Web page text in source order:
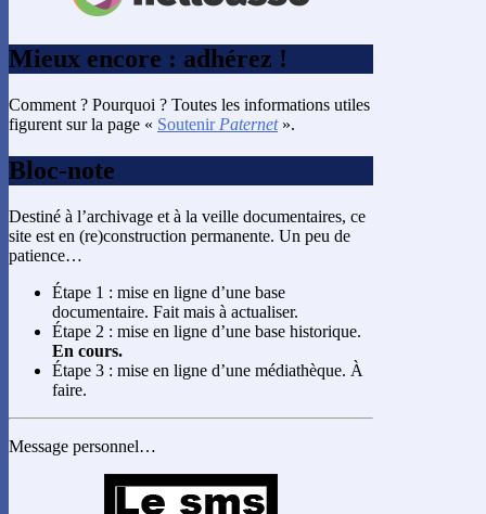
Mieux encore : adhérez !
Comment ? Pourquoi ? Toutes les informations utiles
figurent sur la page « Soutenir Paternet».
Bloc-note
Destiné à l’archivage et à la veille documentaires, ce
site est en (re)construction permanente. Un peu de
patience…
Étape 1 : mise en ligne d’une base
documentaire. Fait mais à actualiser.
Étape 2 : mise en ligne d’une base historique.
En cours.
Étape 3 : mise en ligne d’une médiathèque. À
faire.
Message personnel…